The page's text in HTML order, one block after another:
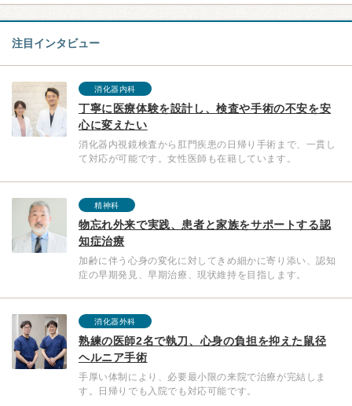
注目インタビュー
消化器内科
丁寧に医療体験を設計し、検査や手術の不安を安
心に変えたい
消化器内視鏡検査から肛門疾患の日帰り手術まで、一貫し
て対応が可能です。女性医師も在籍しています。
精神科
物忘れ外来で実践、患者と家族をサポートする認
知症治療
加齢に伴う心身の変化に対してきめ細かに寄り添い、認知
症の早期発見、早期治療、現状維持を目指します。
消化器外科
熟練の医師2名で執刀、心身の負担を抑えた鼠径
ヘルニア手術
手厚い体制により、必要最小限の来院で治療が完結しま
す。日帰りでも入院でも対応可能です。